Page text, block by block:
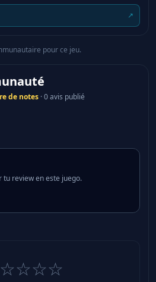
↗
pour ce jeu.
de notes ·0 avis publié
review en este juego.